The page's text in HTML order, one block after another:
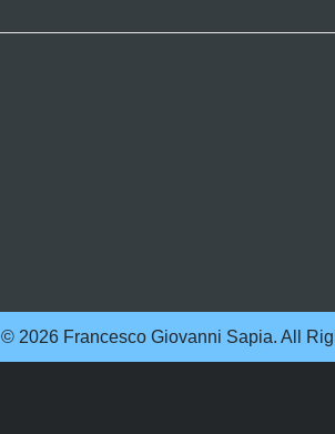
© 2026 Francesco Giovanni Sapia. All